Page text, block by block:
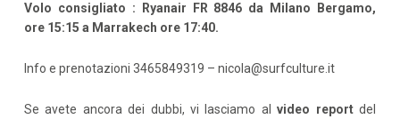
Volo consigliato : Ryanair FR 8846 da Milano Bergamo,
ore 15:15 a Marrakech ore 17:40.
Info e prenotazioni 3465849319 – nicola@surfculture.it
Se avete ancora dei dubbi, vi lasciamo alvideo reportdel